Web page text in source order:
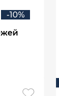
-10%